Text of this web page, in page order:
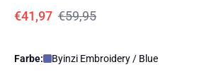
€41,97 €59,95
Farbe: Byinzi Embroidery / Blue